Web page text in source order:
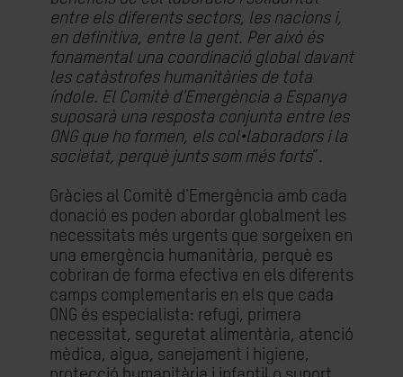
entre els diferents sectors, les nacions i,
en definitiva, entre la gent. Per això és
fonamental una coordinació global davant
les catàstrofes humanitàries de tota
índole. El Comitè d'Emergència a Espanya
suposarà una resposta conjunta entre les
ONG que ho formen, els col•laboradors i la
societat, perquè junts som més forts”.
Gràcies al Comitè d'Emergència amb cada
donació es poden abordar globalment les
necessitats més urgents que sorgeixen en
una emergència humanitària, perquè es
cobriran de forma efectiva en els diferents
camps complementaris en els que cada
ONG és especialista: refugi, primera
necessitat, seguretat alimentària, atenció
mèdica, aigua, sanejament i higiene,